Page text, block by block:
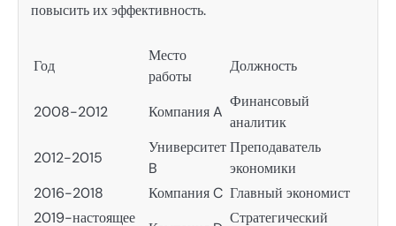
повысить их эффективность.
Год
Место
работы
Должность
2008-2012 Компания A
Финансовый
аналитик
2012-2015
Университет
B
Преподаватель
экономики
2016-2018
Компания C Главный экономист
2019-настоящее
Стратегический